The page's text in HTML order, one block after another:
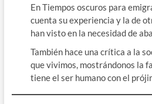
En Tiempos oscuros para
cuenta su experiencia y la de
han visto en la necesidad de
También hace una crítica a la
que vivimos, mostrándonos la
tiene el ser humano con el